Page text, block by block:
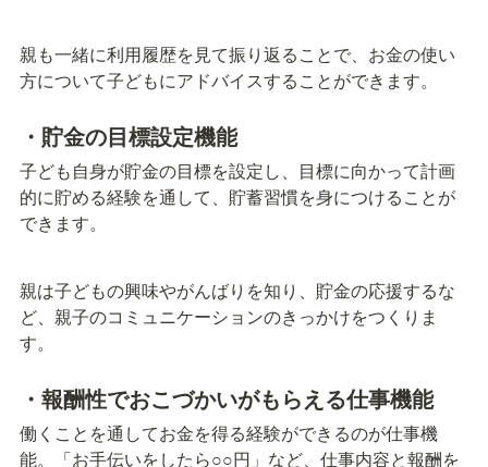
親も一緒に利用履歴を見て振り返ることで、お金の使い
方について子どもにアドバイスすることができます。
・貯金の目標設定機能
子ども自身が貯金の目標を設定し、目標に向かって計画
的に貯める経験を通して、貯蓄習慣を身につけることが
できます。
親は子どもの興味やがんばりを知り、貯金の応援するな
ど、親子のコミュニケーションのきっかけをつくりま
す。
・報酬性でおこづかいがもらえる仕事機能
働くことを通してお金を得る経験ができるのが仕事機
能。「お手伝いをしたら○○円」など、仕事内容と報酬を